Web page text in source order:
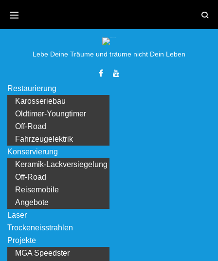
content
Lebe Deine Träume und träume nicht Dein Leben
Restaurierung
Karosseriebau
Oldtimer-Youngtimer
Off-Road
Fahrzeugelektrik
Konservierung
Keramik-Lackversiegelung
Off-Road
Reisemobile
Angebote
Laser
Trockeneisstrahlen
Projekte
MGA Speedster